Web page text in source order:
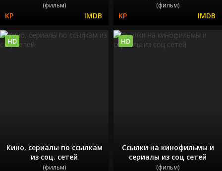
(фильм) (фильм)
Кино, сериалы по ссылкам
из соц. сетей
(фильм)
HD
Ссылки на кинофильмы и
сериалы из соц сетей
(фильм)
HD